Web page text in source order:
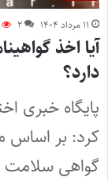
۱۱ مرداد ۱۴۰۴ ۲
آیا اخذ
دارد؟
پایگاه خبری
کرد: بر اساس
گواهی سلامت